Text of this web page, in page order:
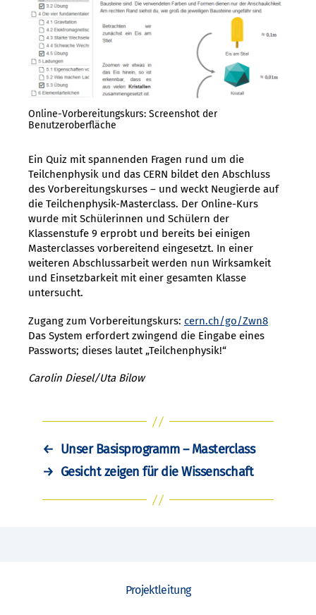
Online-Vorbereitungskurs: Screenshot der
Benutzeroberfläche
Ein Quiz mit spannenden Fragen rund um die
Teilchenphysik und das CERN bildet den Abschluss
des Vorbereitungskurses – und weckt Neugierde auf
die Teilchenphysik-Masterclass. Der Online-Kurs
wurde mit Schülerinnen und Schülern der
Klassenstufe 9 erprobt und bereits bei einigen
Masterclasses vorbereitend eingesetzt. In einer
weiteren Abschlussarbeit werden nun Wirksamkeit
und Einsetzbarkeit mit einer gesamten Klasse
untersucht.
Zugang zum Vorbereitungskurs: cern.ch/go/Zwn8
Das System erfordert zwingend die Eingabe eines
Passworts; dieses lautet „Teilchenphysik!“
Carolin Diesel/Uta Bilow
← Unser Basisprogramm – Masterclass
→ Gesicht zeigen für die Wissenschaft
Projektleitung